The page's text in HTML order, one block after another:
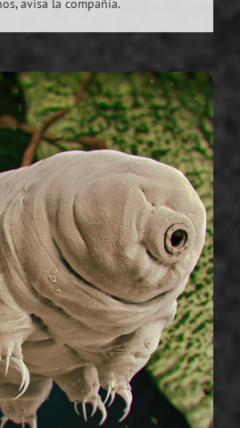
avisa la compañía.